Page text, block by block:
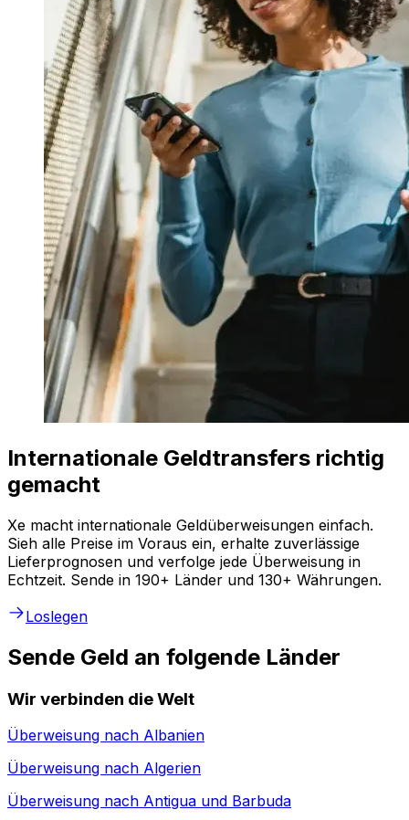
Internationale Geldtransfers richtig
gemacht
Xe macht internationale Geldüberweisungen einfach.
Sieh alle Preise im Voraus ein, erhalte zuverlässige
Lieferprognosen und verfolge jede Überweisung in
Echtzeit. Sende in 190+ Länder und 130+ Währungen.
Loslegen
Sende Geld an folgende Länder
Wir verbinden die Welt
Überweisung nach Albanien
Überweisung nach Algerien
Überweisung nach Antigua und Barbuda